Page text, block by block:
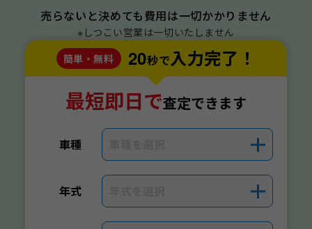
売らないと決めても費用は一切かかりません
※しつこい営業は一切いたしません
簡単・無料
20秒で入力完了！
最短即日で査定できます
車種 ＋
年式 ＋